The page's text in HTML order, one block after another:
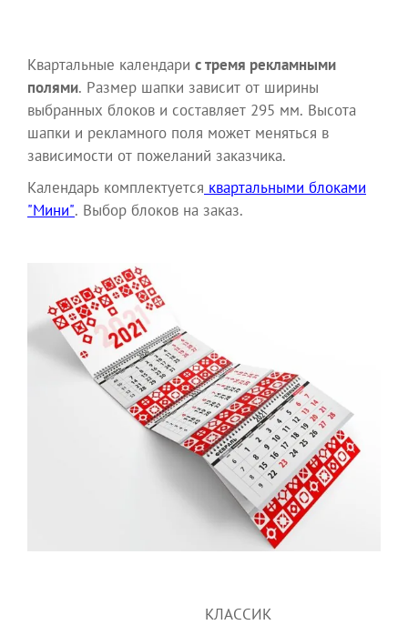
Квартальные календари с тремя рекламными
полями. Размер шапки зависит от ширины
выбранных блоков и составляет 295 мм. Высота
шапки и рекламного поля может меняться в
зависимости от пожеланий заказчика.
Календарь комплектуется квартальными блоками
"Мини". Выбор блоков на заказ.
КЛАССИК